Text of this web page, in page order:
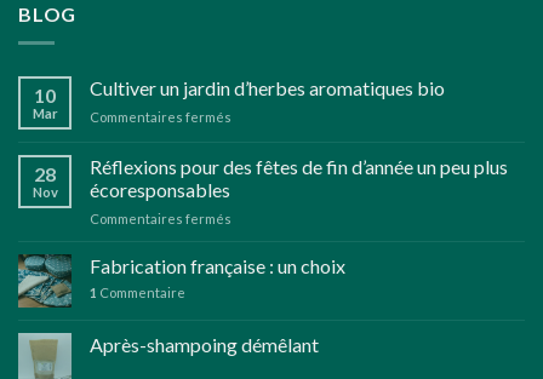
BLOG
10
Mar
Cultiver un jardin d’herbes aromatiques bio
Commentaires fermés
jardin
28
Nov
Réflexions pour des fêtes de fin d’année un peu plus
écoresponsables
Commentaires fermés
pour
des
fin
Fabrication française : un choix
1 Commentaire
Après-shampoing démêlant